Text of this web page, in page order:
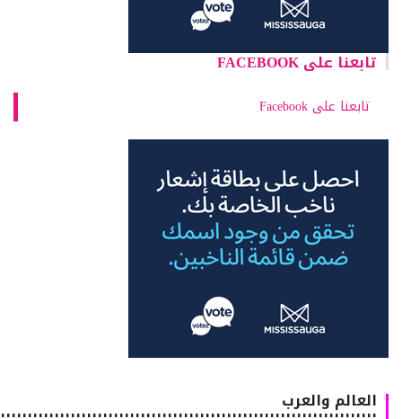
تابعنا على FACEBOOK
تابعنا على Facebook
العالم والعرب